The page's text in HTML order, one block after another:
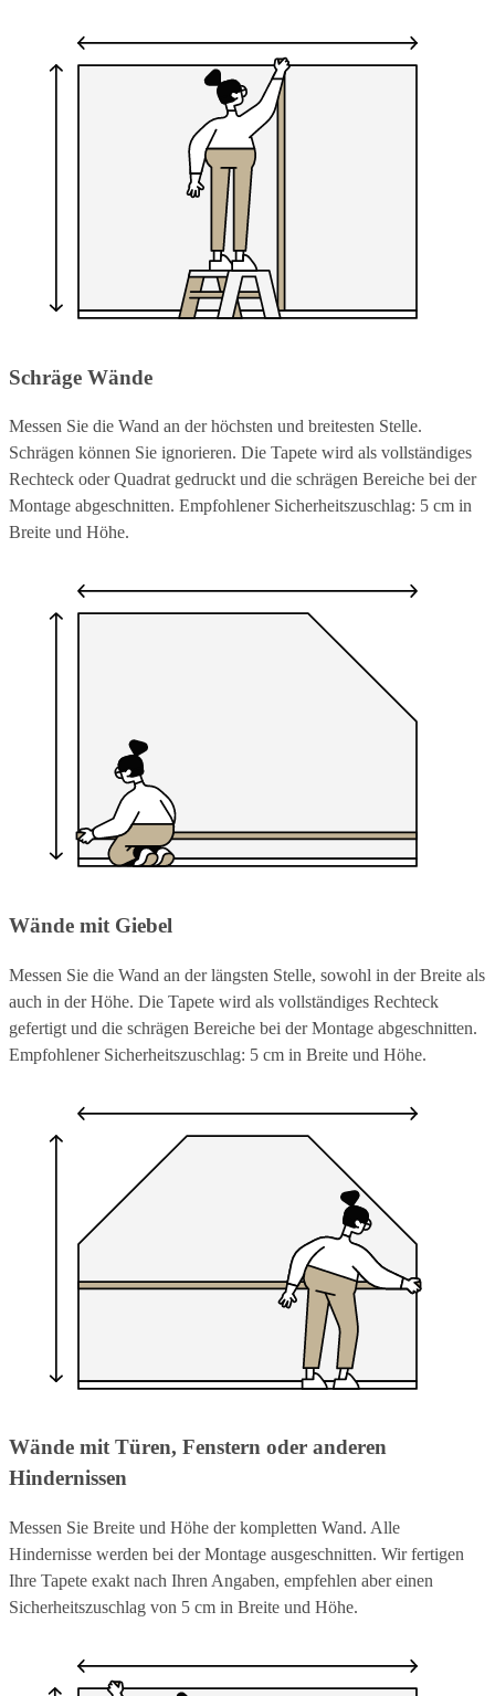
Schräge Wände
Messen Sie die Wand an der höchsten und breitesten Stelle.
Schrägen können Sie ignorieren. Die Tapete wird als vollständiges
Rechteck oder Quadrat gedruckt und die schrägen Bereiche bei der
Montage abgeschnitten. Empfohlener Sicherheitszuschlag: 5 cm in
Breite und Höhe.
Wände mit Giebel
Messen Sie die Wand an der längsten Stelle, sowohl in der Breite als
auch in der Höhe. Die Tapete wird als vollständiges Rechteck
gefertigt und die schrägen Bereiche bei der Montage abgeschnitten.
Empfohlener Sicherheitszuschlag: 5 cm in Breite und Höhe.
Wände mit Türen, Fenstern oder anderen
Hindernissen
Messen Sie Breite und Höhe der kompletten Wand. Alle
Hindernisse werden bei der Montage ausgeschnitten. Wir fertigen
Ihre Tapete exakt nach Ihren Angaben, empfehlen aber einen
Sicherheitszuschlag von 5 cm in Breite und Höhe.